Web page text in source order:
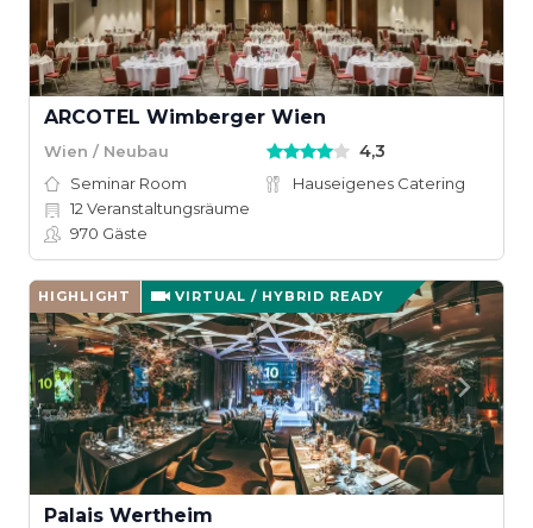
ARCOTEL Wimberger Wien
Wien / Neubau 4,3
Seminar Room
Hauseigenes Catering
12 Veranstaltungsräume
970 Gäste
HIGHLIGHT VIRTUAL / HYBRID READY
Palais Wertheim